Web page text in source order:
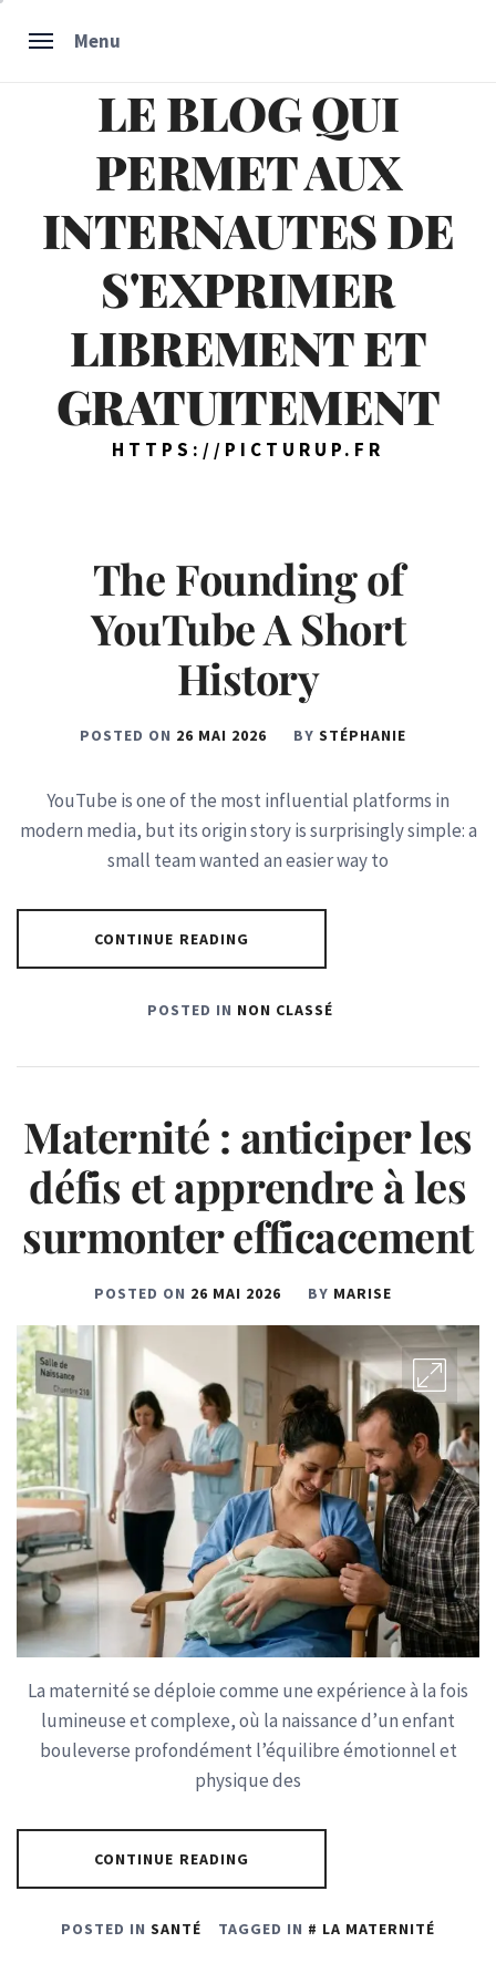
Menu
LE BLOG QUI
PERMET AUX
INTERNAUTES DE
S'EXPRIMER
LIBREMENT ET
GRATUITEMENT
HTTPS://PICTURUP.FR
The Founding of
YouTube A Short
History
POSTED ON 26 MAI 2026 BY STÉPHANIE
YouTube is one of the most influential platforms in
modern media, but its origin story is surprisingly simple: a
small team wanted an easier way to
CONTINUE READING
POSTED IN NON CLASSÉ
Maternité : anticiper les
défis et apprendre à les
surmonter efficacement
POSTED ON 26 MAI 2026 BY MARISE
La maternité se déploie comme une expérience à la fois
lumineuse et complexe, où la naissance d’un enfant
bouleverse profondément l’équilibre émotionnel et
physique des
CONTINUE READING
POSTED IN SANTÉ TAGGED IN LA MATERNITÉ